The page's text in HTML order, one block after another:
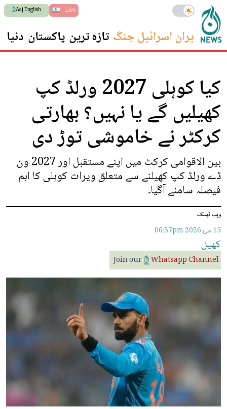
Live
Aaj English
ایران اسرائیل جنگ تازہ ترین پاکستان دنیا
کیا کوہلی 2027 ورلڈ کپ
کھیلیں گے یا نہیں؟ بھارتی
کرکٹر نے خاموشی توڑ دی
بین الاقوامی کرکٹ میں اپنے مستقبل اور 2027 ون
ڈے ورلڈ کپ کھیلنے سے متعلق ویرات کوہلی کا اہم
فیصلہ سامنے آگیا۔
ویب ڈیسک
15 مئ 2026 06:37pm
کھیل
Join our Whatsapp Channel